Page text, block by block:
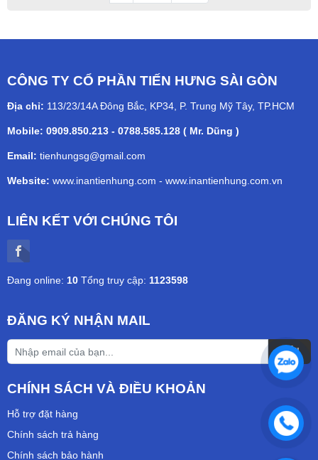
CÔNG TY CỔ PHẦN TIẾN HƯNG SÀI GÒN
Địa chỉ: 113/23/14A Đông Bắc, KP34, P. Trung Mỹ Tây, TP.HCM
Mobile: 0909.850.213 - 0788.585.128 ( Mr. Dũng )
Email: tienhungsg@gmail.com
Website: www.inantienhung.com - www.inantienhung.com.vn
LIÊN KẾT VỚI CHÚNG TÔI
Đang online: 10 Tổng truy cập: 1123598
ĐĂNG KÝ NHẬN MAIL
CHÍNH SÁCH VÀ ĐIỀU KHOẢN
Hỗ trợ đặt hàng
Chính sách trả hàng
Chính sách bảo hành